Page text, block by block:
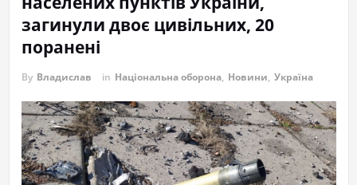
загинули двоє цивільних, 20
поранені
By Владислав in Національна оборона, Новини, Україна